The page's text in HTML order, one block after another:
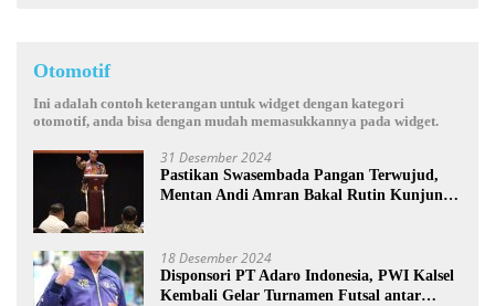
Otomotif
Ini adalah contoh keterangan untuk widget dengan kategori
otomotif, anda bisa dengan mudah memasukkannya pada widget.
31 Desember 2024
Pastikan Swasembada Pangan Terwujud,
Mentan Andi Amran Bakal Rutin Kunjungi
18 Desember 2024
Disponsori PT Adaro Indonesia, PWI Kalsel
Kembali Gelar Turnamen Futsal antar